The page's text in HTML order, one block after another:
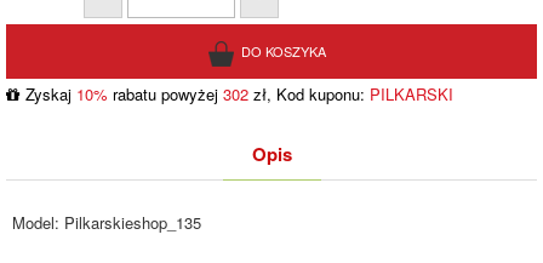
Zyskaj 10% rabatu powyżej 302 zł, Kod kuponu: PILKARSKI
Opis
Model: Pilkarskieshop_135